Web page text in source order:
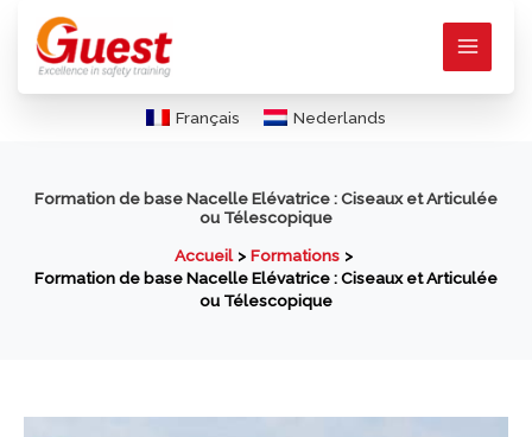
contenu
Français Nederlands
Formation de base Nacelle Elévatrice : Ciseaux et Articulée
ou Télescopique
Accueil
Formations
Formation de base Nacelle Elévatrice : Ciseaux et Articulée
ou Télescopique